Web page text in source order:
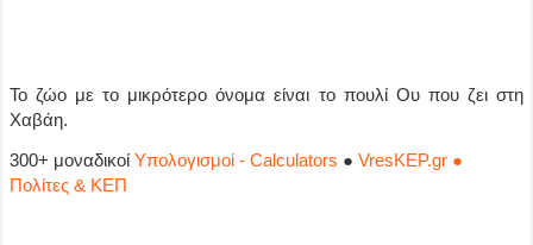
Το ζώο με το μικρότερο όνομα είναι το πουλί Ου που ζει στη
Χαβάη.
300+ μοναδικοίΥπολογισμοί - Calculators ●VresKEP.gr ●
Πολίτες & ΚΕΠ